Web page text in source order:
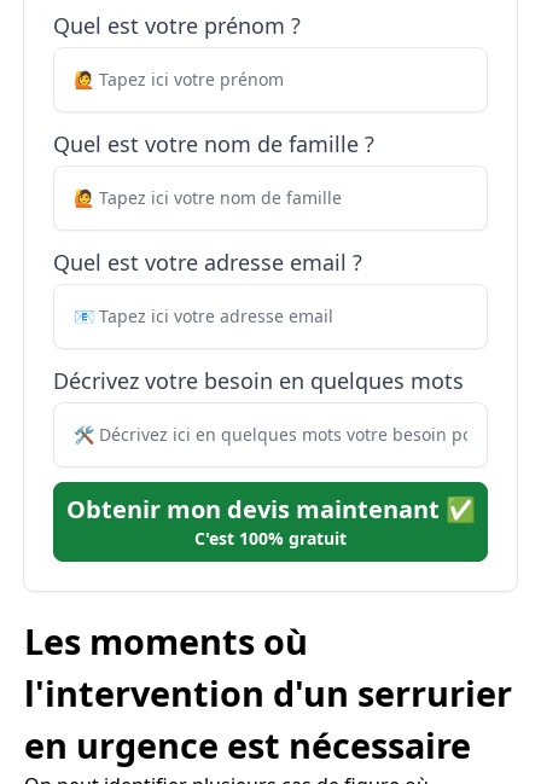
Quel est votre prénom ?
Quel est votre nom de famille ?
Quel est votre adresse email ?
Décrivez votre besoin en quelques mots
Obtenir mon devis maintenant ✅
C'est 100% gratuit
Les moments où
l'intervention d'un serrurier
en urgence est nécessaire